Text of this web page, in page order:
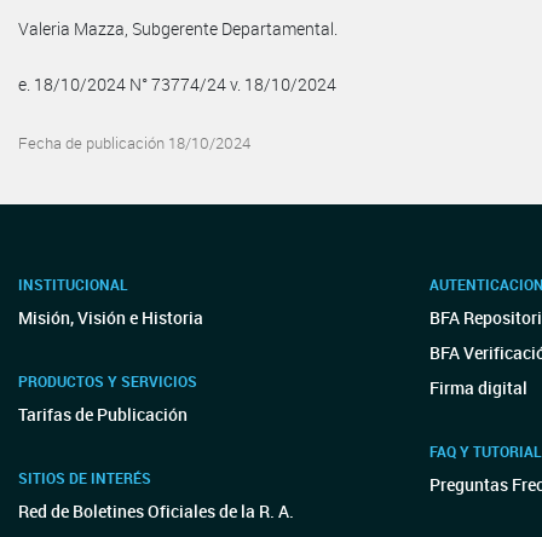
Valeria Mazza, Subgerente Departamental.
e. 18/10/2024 N° 73774/24 v. 18/10/2024
Fecha de publicación 18/10/2024
INSTITUCIONAL
Misión, Visión e Historia
PRODUCTOS Y SERVICIOS
Tarifas de Publicación
SITIOS DE INTERÉS
Red de Boletines Oficiales de la R. A.
BFA
BFA
Firma digital
FAQ Y
Preguntas